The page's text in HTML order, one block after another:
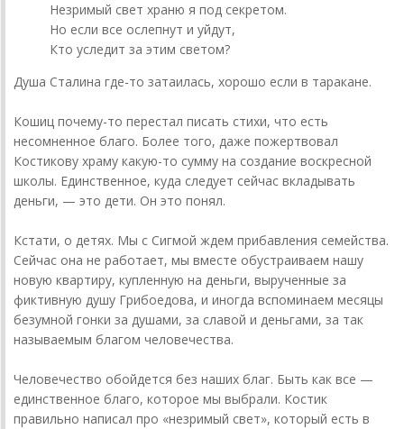
Незримый свет храню я под секретом.
Но если все ослепнут и уйдут,
Кто уследит за этим светом?
Душа Сталина где-то затаилась, хорошо если в таракане.
Кошиц почему-то перестал писать стихи, что есть
несомненное благо. Более того, даже пожертвовал
Костикову храму какую-то сумму на создание воскресной
школы. Единственное, куда следует сейчас вкладывать
деньги, — это дети. Он это понял.
Кстати, о детях. Мы с Сигмой ждем прибавления семейства.
Сейчас она не работает, мы вместе обустраиваем нашу
новую квартиру, купленную на деньги, вырученные за
фиктивную душу Грибоедова, и иногда вспоминаем месяцы
безумной гонки за душами, за славой и деньгами, за так
называемым благом человечества.
Человечество обойдется без наших благ. Быть как все —
единственное благо, которое мы выбрали. Костик
правильно написал про «незримый свет», который есть в